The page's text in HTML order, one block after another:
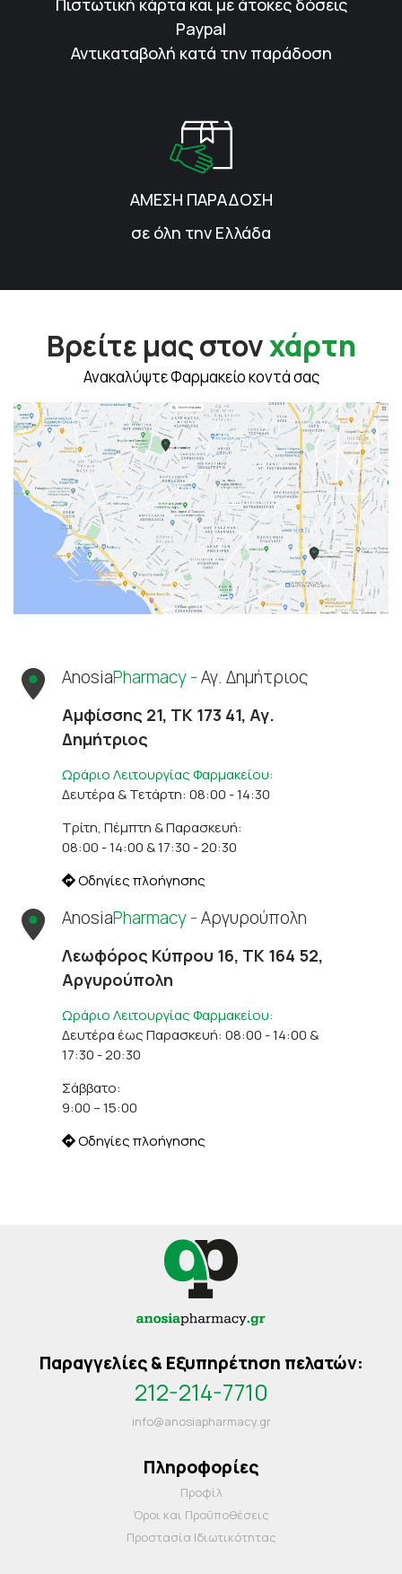
Πιστωτική κάρτα και με άτοκες δόσεις
Paypal
Αντικαταβολή κατά την παράδοση
ΑΜΕΣΗ ΠΑΡΑΔΟΣΗ
σε όλη την Ελλάδα
Βρείτε μας στονχάρτη
Ανακαλύψτε Φαρμακείο κοντά σας
AnosiaPharmacy -Αγ. Δημήτριος
Αμφίσσης 21, ΤΚ 173 41, Αγ.
Δημήτριος
Ωράριο Λειτουργίας Φαρμακείου:
Δευτέρα & Τετάρτη: 08:00 - 14:30
Τρίτη, Πέμπτη & Παρασκευή:
08:00 - 14:00 & 17:30 - 20:30
Οδηγίες πλοήγησης
AnosiaPharmacy -Αργυρούπολη
Λεωφόρος Κύπρου 16, ΤΚ 164 52,
Αργυρούπολη
Ωράριο Λειτουργίας Φαρμακείου:
Δευτέρα έως Παρασκευή: 08:00 - 14:00 &
17:30 - 20:30
Σάββατο:
9:00 – 15:00
Οδηγίες πλοήγησης
Παραγγελίες & Εξυπηρέτηση πελατών:
212-214-7710
info@anosiapharmacy.gr
Πληροφορίες
Προφίλ
Όροι και Προΰποθέσεις
Προστασία Ιδιωτικότητας